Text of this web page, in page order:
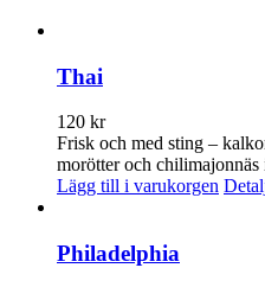
Thai
120 kr
Frisk och med sting –
morötter och
Lägg till i varukorgen
Philadelphia